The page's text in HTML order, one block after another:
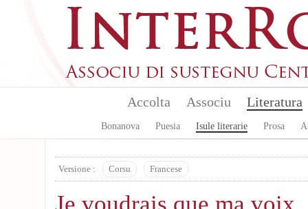
Accolta Associu Literatura
Bonanova Puesia Isule literarie Prosa
Versione : Corsu Francese